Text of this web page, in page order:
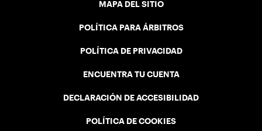
MAPA DEL SITIO
POLÍTICA PARA ÁRBITROS
POLÍTICA DE PRIVACIDAD
ENCUENTRA TU CUENTA
DECLARACIÓN DE ACCESIBILIDAD
POLÍTICA DE COOKIES